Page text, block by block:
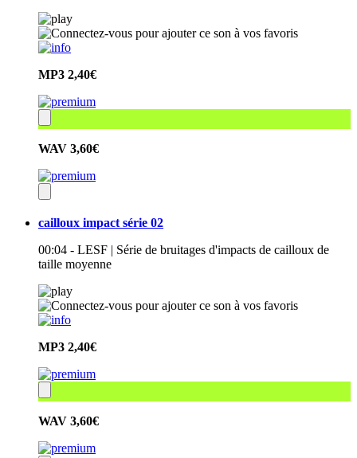
MP3 2,40€
WAV 3,60€
cailloux impact série 02
00:04 - LESF | Série de bruitages d'impacts de cailloux de
taille moyenne
MP3 2,40€
WAV 3,60€